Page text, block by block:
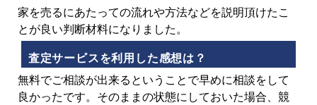
家を売るにあたっての流れや方法などを説明頂けたこ
とが良い判断材料になりました。
査定サービスを利用した感想は？
無料でご相談が出来るということで早めに相談をして
良かったです。そのままの状態にしておいた場合、競